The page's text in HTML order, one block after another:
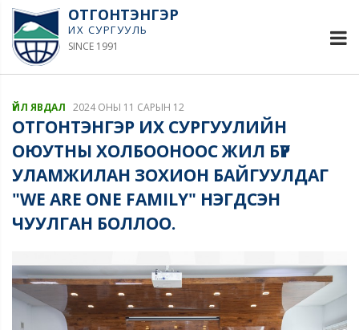
ОТГОНТЭНГЭР
ИХ СУРГУУЛЬ
SINCE 1991
ҮЙЛ ЯВДАЛ 2024 ОНЫ 11 САРЫН 12
ОТГОНТЭНГЭР ИХ СУРГУУЛИЙН
ОЮУТНЫ ХОЛБООНООС ЖИЛ БҮР
УЛАМЖИЛАН ЗОХИОН БАЙГУУЛДАГ
"WE ARE ONE FAMILY" НЭГДСЭН
ЧУУЛГАН БОЛЛОО.